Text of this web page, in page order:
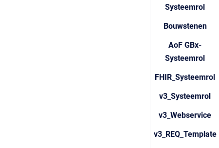
Systeemrol
Bouwstenen
AoF GBx-
Systeemrol
FHIR_Systeemrol
v3_Systeemrol
v3_Webservice
v3_REQ_Template